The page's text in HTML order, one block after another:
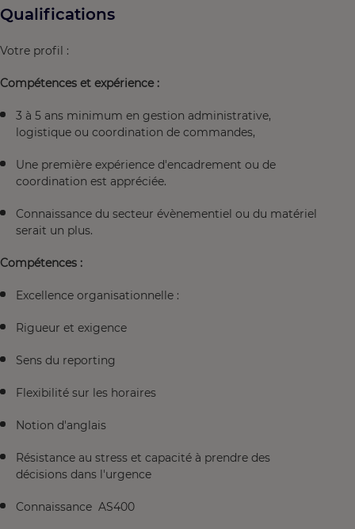
Qualifications
Votre profil :
Compétences et expérience :
3 à 5 ans minimum en gestion administrative,
logistique ou coordination de commandes,
Une première expérience d'encadrement ou de
coordination est appréciée.
Connaissance du secteur évènementiel ou du matériel
serait un plus.
Compétences :
Excellence organisationnelle :
Rigueur et exigence
Sens du reporting
Flexibilité sur les horaires
Notion d'anglais
Résistance au stress et capacité à prendre des
décisions dans l'urgence
Connaissance AS400